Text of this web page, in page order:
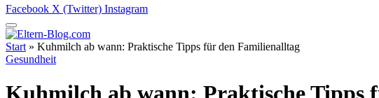
Facebook X (Twitter) Instagram
Start » Kuhmilch ab wann: Praktische Tipps für den Familienalltag
Gesundheit